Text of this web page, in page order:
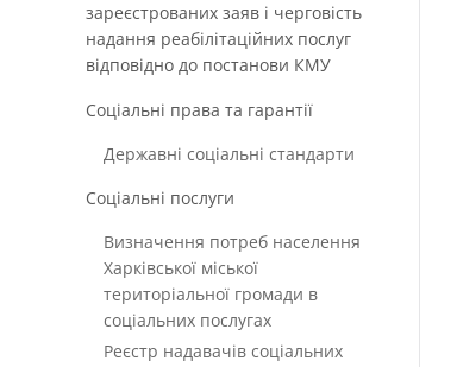
зареєстрованих заяв і черговість
надання реабілітаційних послуг
відповідно до постанови КМУ
Соціальні права та гарантії
Державні соціальні стандарти
Соціальні послуги
Визначення потреб населення
Харківської міської
територіальної громади в
соціальних послугах
Реєстр надавачів соціальних